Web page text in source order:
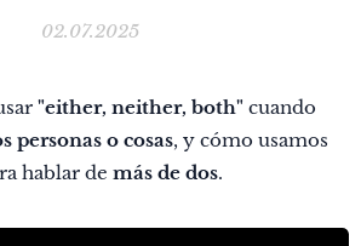
02.07.2025
"either, neither, both" cuando
personas o cosas, y cómo usamos
hablar de más de dos.